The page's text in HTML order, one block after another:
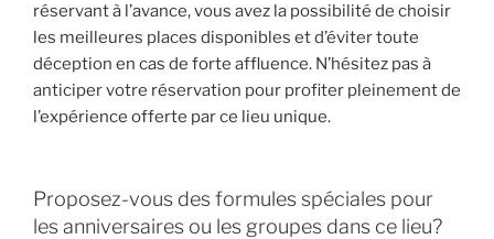
réservant à l’avance, vous avez la possibilité de choisir
les meilleures places disponibles et d’éviter toute
déception en cas de forte affluence. N’hésitez pas à
anticiper votre réservation pour profiter pleinement de
l’expérience offerte par ce lieu unique.
Proposez-vous des formules spéciales pour
les anniversaires ou les groupes dans ce lieu?